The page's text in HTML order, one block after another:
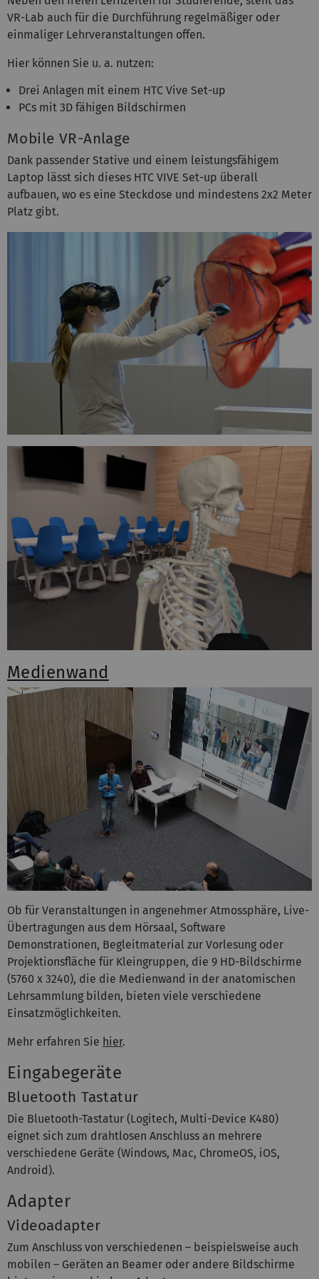
VR-Lab auch für die Durchführung regelmäßiger oder
einmaliger Lehrveranstaltungen offen.
Hier können Sie u. a. nutzen:
Drei Anlagen mit einem HTC Vive Set-up
PCs mit 3D fähigen Bildschirmen
Mobile VR-Anlage
Dank passender Stative und einem leistungsfähigem
Laptop lässt sich dieses HTC VIVE Set-up überall
aufbauen, wo es eine Steckdose und mindestens 2x2 Meter
Platz gibt.
Medienwand
Ob für Veranstaltungen in angenehmer Atmossphäre, Live-
Übertragungen aus dem Hörsaal, Software
Demonstrationen, Begleitmaterial zur Vorlesung oder
Projektionsfläche für Kleingruppen, die 9 HD-Bildschirme
(5760 x 3240), die die Medienwand in der anatomischen
Lehrsammlung bilden, bieten viele verschiedene
Einsatzmöglichkeiten.
Mehr erfahren Sie hier.
Eingabegeräte
Bluetooth Tastatur
Die Bluetooth-Tastatur (Logitech, Multi-Device K480)
eignet sich zum drahtlosen Anschluss an mehrere
verschiedene Geräte (Windows, Mac, ChromeOS, iOS,
Android).
Adapter
Videoadapter
Zum Anschluss von verschiedenen – beispielsweise auch
mobilen – Geräten an Beamer oder andere Bildschirme